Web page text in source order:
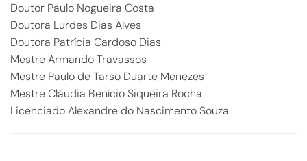
Doutor Paulo Nogueira Costa
Doutora Lurdes Dias Alves
Doutora Patrícia Cardoso Dias
Mestre Armando Travassos
Mestre Paulo de Tarso Duarte Menezes
Mestre Cláudia Benício Siqueira Rocha
Licenciado Alexandre do Nascimento Souza